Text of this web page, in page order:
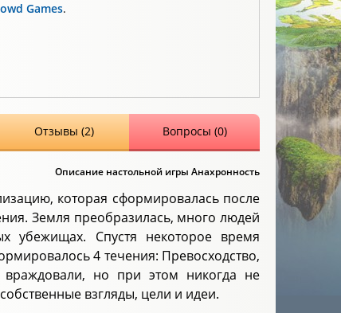
Games.
Отзывы (2) Вопросы (0)
Описание настольной игры Анахронность
которая сформировалась после
Земля преобразилась, много людей
убежищах. Спустя некоторое время
4 течения: Превосходство,
враждовали, но при этом никогда не
взгляды, цели и идеи.